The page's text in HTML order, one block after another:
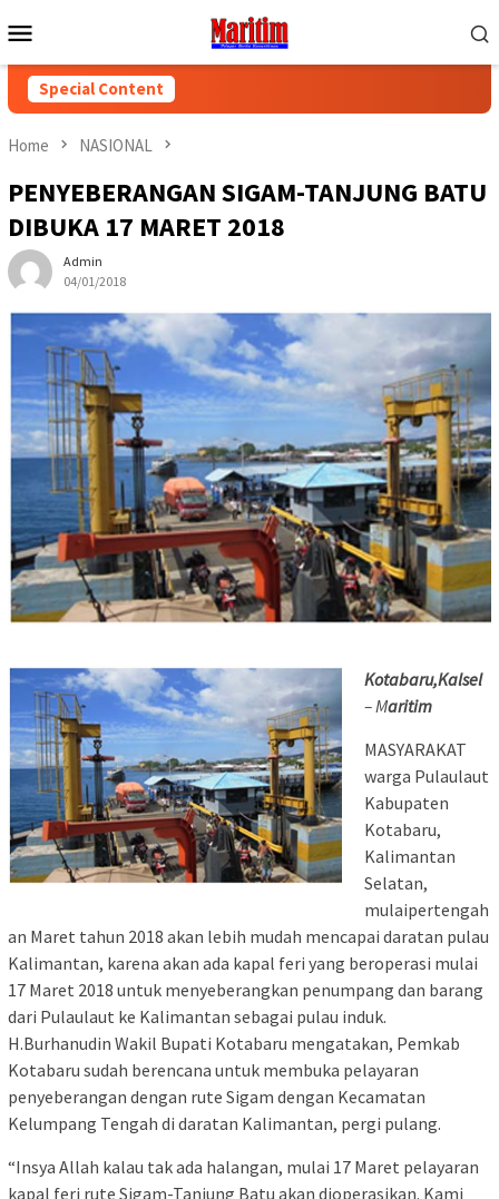
to
Menu
Special Content
Home NASIONAL
PENYEBERANGAN SIGAM-TANJUNG BATU
DIBUKA 17 MARET 2018
Admin
04/01/2018
Kotabaru,Kalsel
– Maritim
MASYARAKAT
warga Pulaulaut
Kabupaten
Kotabaru,
Kalimantan
Selatan,
mulaipertengah
an Maret tahun 2018 akan lebih mudah mencapai daratan pulau
Kalimantan, karena akan ada kapal feri yang beroperasi mulai
17 Maret 2018 untuk menyeberangkan penumpang dan barang
dari Pulaulaut ke Kalimantan sebagai pulau induk.
H.Burhanudin Wakil Bupati Kotabaru mengatakan, Pemkab
Kotabaru sudah berencana untuk membuka pelayaran
penyeberangan dengan rute Sigam dengan Kecamatan
Kelumpang Tengah di daratan Kalimantan, pergi pulang.
“Insya Allah kalau tak ada halangan, mulai 17 Maret pelayaran
kapal feri rute Sigam-Tanjung Batu akan dioperasikan. Kami